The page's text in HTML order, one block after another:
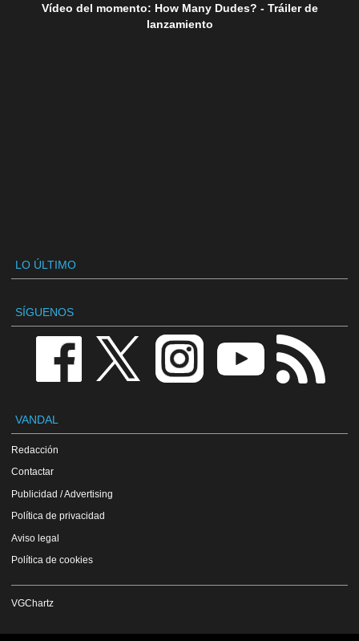
Vídeo del momento: How Many Dudes? - Tráiler de
lanzamiento
LO ÚLTIMO
SÍGUENOS
VANDAL
Redacción
Contactar
Publicidad / Advertising
Política de privacidad
Aviso legal
Política de cookies
VGChartz